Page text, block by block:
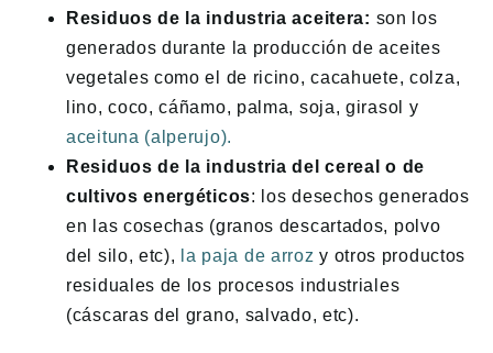
Residuos de la industria aceitera: son los
generados durante la producción de aceites
vegetales como el de ricino, cacahuete, colza,
lino, coco, cáñamo, palma, soja, girasol y
aceituna (alperujo).
Residuos de la industria del cereal o de
cultivos energéticos: los desechos generados
en las cosechas (granos descartados, polvo
del silo, etc),
la paja de arroz y otros productos
residuales de los procesos industriales
(cáscaras del grano, salvado, etc).